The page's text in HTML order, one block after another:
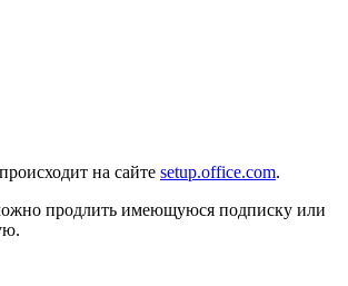
на сайте setup.office.com.
продлить имеющуюся подписку или